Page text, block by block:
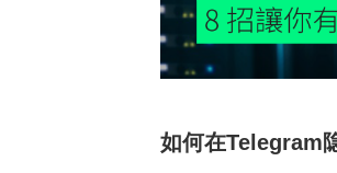
如何在Telegram